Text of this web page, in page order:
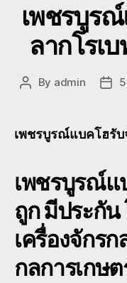
เพชรบูร
ลากโรเ
Post
By admin
Post
เพชรบูรณ์แบคโฮรับ
เพชรบูรณ์แ
ถูก มีประกัน
เครื่องจักรก
กลการเกษ